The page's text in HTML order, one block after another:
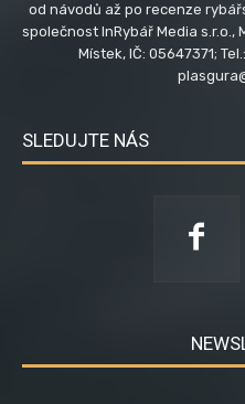
od návodů až po recenze
společnost InRybář Media s.r.o.,
Místek, IČ: 05647371;
SLEDUJTE NÁS